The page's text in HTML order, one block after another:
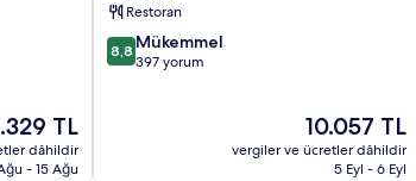
TL
TL
dâhildir
- 15 Ağu
Restoran
10
üzerinden
8,8 Mükemmel
397 yorum
Güncel
fiyat:
10.057 TL
10.057 TL
vergiler ve ücretler dâhildir
5 Eyl - 6 Eyl